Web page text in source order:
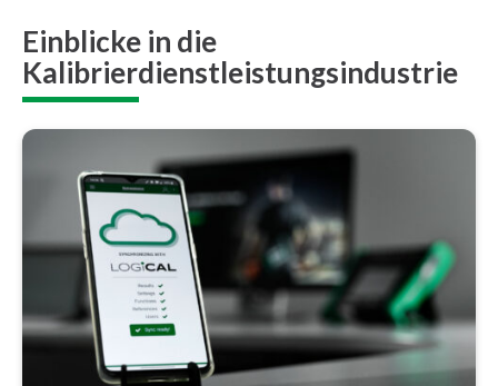
Einblicke in die
Kalibrierdienstleistungsindustrie